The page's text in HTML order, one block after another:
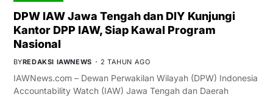
DPW IAW Jawa Tengah dan DIY Kunjungi
Kantor DPP IAW, Siap Kawal Program
Nasional
BYREDAKSI IAWNEWS 2 TAHUN AGO
IAWNews.com – Dewan Perwakilan Wilayah (DPW) Indonesia
Accountability Watch (IAW) Jawa Tengah dan Daerah